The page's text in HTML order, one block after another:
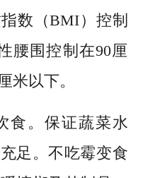
数（BMI）控制
腰围控制在90厘
米以下。
食。保证蔬菜水
足。不吃霉变食